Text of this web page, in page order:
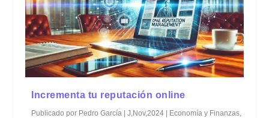
Incrementa tu reputación online
Publicado por Pedro García |J,Nov,2024 | Economía y Finanzas